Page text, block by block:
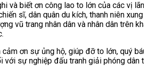
và biết ơn công lao to lớn của các vị
sĩ, dân quân du kích, thanh niên
vũ trang nhân dân và nhân dân trên
cảm ơn sự ủng hộ, giúp đỡ to lớn, quý
với sự nghiệp đấu tranh giải phóng dân